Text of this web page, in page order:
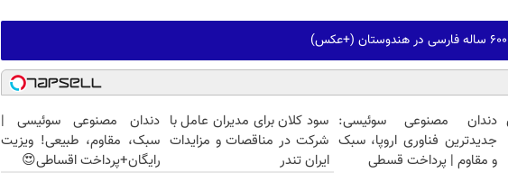
دندان مصنوعی سوئیسی:
جدیدترین فناوری اروپا، سبک
و مقاوم | پرداخت قسطی
سود کلان برای مدیران عامل با
شرکت در مناقصات و مزایدات
ایران تندر
دندان مصنوعی سوئیسی |
سبک، مقاوم، طبیعی! ویزیت
رایگان+پرداخت اقساطی😍